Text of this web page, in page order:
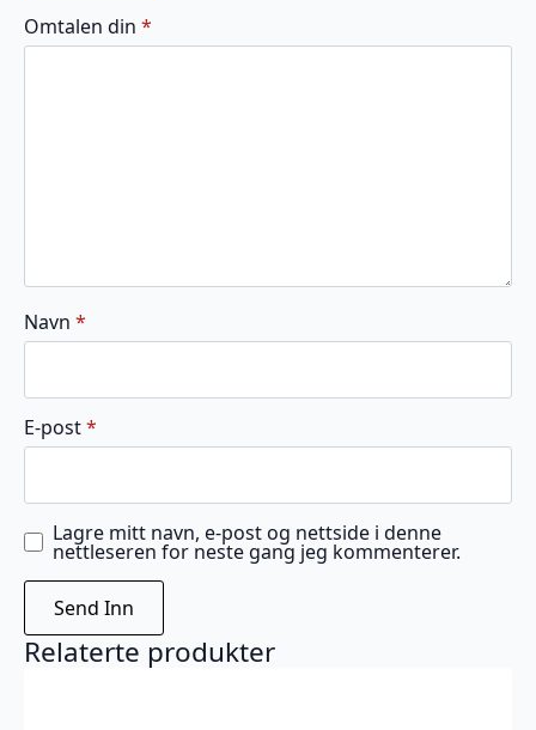
av
5
av
5
av
5
av
5
av
5
Omtalen din *
Navn *
E-post*
Lagre mitt navn, e-post og nettside i denne
nettleseren for neste gang jeg kommenterer.
Relaterte produkter